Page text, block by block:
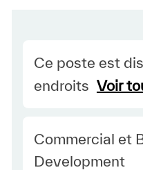
Ce poste est
endroits Voir
Category
Commercial et
Development